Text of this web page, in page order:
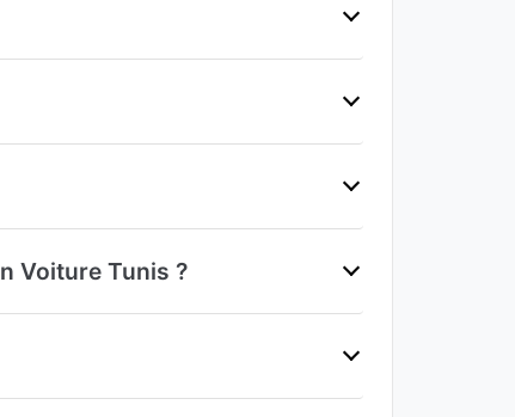
Voiture Tunis ?